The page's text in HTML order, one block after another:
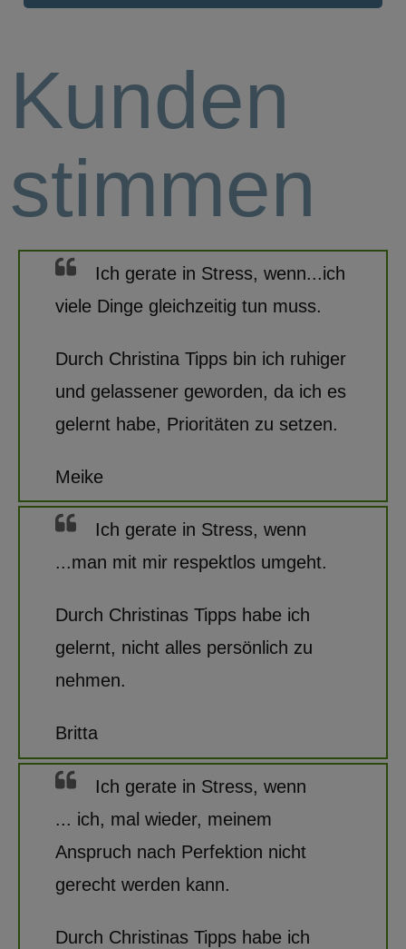
Kunden
stimmen
Ich gerate in Stress, wenn...ich
viele Dinge gleichzeitig tun muss.
Durch Christina Tipps bin ich ruhiger
und gelassener geworden, da ich es
gelernt habe, Prioritäten zu setzen.
Meike
Ich gerate in Stress, wenn
...man mit mir respektlos umgeht.
Durch Christinas Tipps habe ich
gelernt, nicht alles persönlich zu
nehmen.
Britta
Ich gerate in Stress, wenn
... ich, mal wieder, meinem
Anspruch nach Perfektion nicht
gerecht werden kann.
Durch Christinas Tipps habe ich